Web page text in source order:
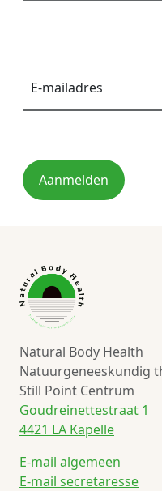
Aanmelden
Natural Body Health
Natuurgeneeskundig
Still Point Centrum
Goudreinettestraat 1
4421 LA Kapelle
E-mail algemeen
E-mail secretaresse